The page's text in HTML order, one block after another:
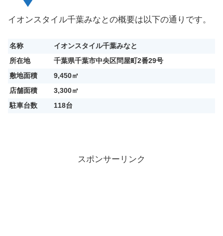
イオンスタイル千葉みなとの概要は以下の通りです。
名称
イオンスタイル千葉みなと
所在地
千葉県千葉市中央区問屋町2番29号
敷地面積
9,450㎡
店舗面積
3,300㎡
駐車台数
118台
スポンサーリンク